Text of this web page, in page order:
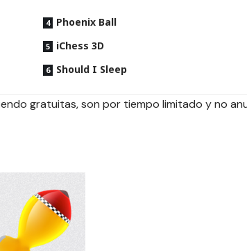
Phoenix Ball
iChess 3D
Should I Sleep
gratuitas, son por tiempo limitado y no